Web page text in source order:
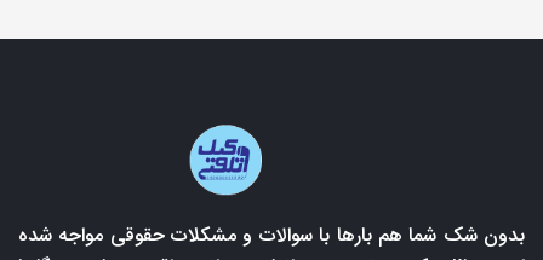
بدون شک شما هم بارها با سوالات و مشکلات حقوقی مواجه شده